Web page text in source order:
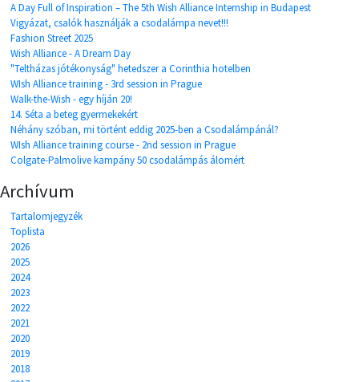
A Day Full of Inspiration – The 5th Wish Alliance Internship in Budapest
Vigyázat, csalók használják a csodalámpa nevet!!!
Fashion Street 2025
Wish Alliance - A Dream Day
"Teltházas jótékonyság" hetedszer a Corinthia hotelben
WIsh Alliance training - 3rd session in Prague
Walk-the-Wish - egy híján 20!
14. Séta a beteg gyermekekért
Néhány szóban, mi történt eddig 2025-ben a Csodalámpánál?
WIsh Alliance training course - 2nd session in Prague
Colgate-Palmolive kampány 50 csodalámpás álomért
Archívum
Tartalomjegyzék
Toplista
2026
2025
2024
2023
2022
2021
2020
2019
2018